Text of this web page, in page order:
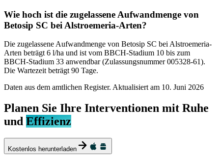
Wie hoch ist die zugelassene Aufwandmenge von
Betosip SC bei Alstroemeria-Arten?
Die zugelassene Aufwandmenge von Betosip SC bei Alstroemeria-
Arten beträgt 6 l/ha und ist vom BBCH-Stadium 10 bis zum
BBCH-Stadium 33 anwendbar (Zulassungsnummer 005328-61).
Die Wartezeit beträgt 90 Tage.
Daten aus dem amtlichen Register. Aktualisiert am 10. Juni 2026
Planen Sie Ihre Interventionen mit Ruhe
und Effizienz
Kostenlos herunterladen